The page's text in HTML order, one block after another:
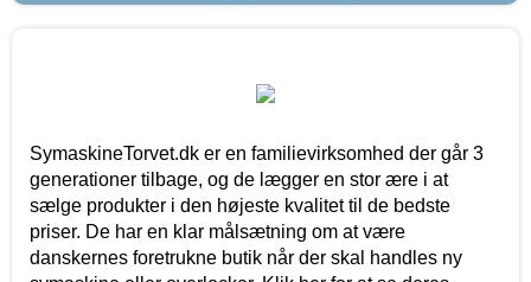
SymaskineTorvet.dk er en familievirksomhed der går 3
generationer tilbage, og de lægger en stor ære i at
sælge produkter i den højeste kvalitet til de bedste
priser. De har en klar målsætning om at være
danskernes foretrukne butik når der skal handles ny